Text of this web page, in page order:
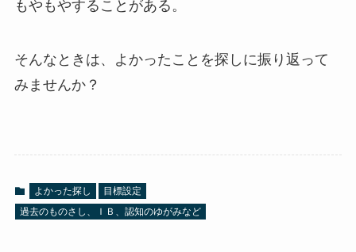
もやもやすることがある。
そんなときは、よかったことを探しに振り返って
みませんか？
よかった探し
目標設定
過去のものさし、ＩＢ、認知のゆがみなど